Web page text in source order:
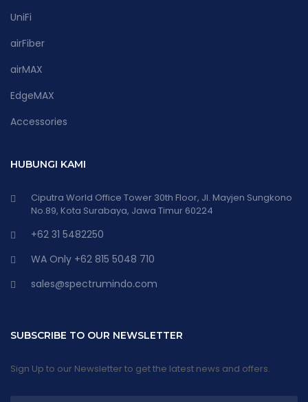
UniFi
airFiber
airMAX
EdgeMAX
Accessories
HUBUNGI KAMI
Ciputra World Office Tower 30th Floor, Jl. Mayjen Sungkono
No.89, Kota Surabaya, Jawa Timur 60224
+62 31 5482250
WA Only +62 815 5048 710
sales@spectrumindo.com
SUBSCRIBE TO OUR NEWSLETTER
Sign Up to our Newsletter to get the latest news and offers.